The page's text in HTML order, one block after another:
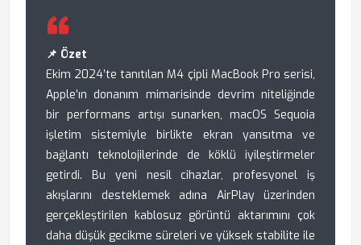
📌 Özet
Ekim 2024’te tanıtılan M4 çipli MacBook Pro serisi,
Apple’ın donanım mimarisinde devrim niteliğinde
bir performans artışı sunarken, macOS Sequoia
işletim sistemiyle birlikte ekran yansıtma ve
bağlantı teknolojilerinde de köklü iyileştirmeler
getirdi. Bu yeni nesil cihazlar, profesyonel iş
akışlarını desteklemek adına AirPlay üzerinden
gerçekleştirilen kablosuz görüntü aktarımını çok
daha düşük gecikme süreleri ve yüksek stabilite ile